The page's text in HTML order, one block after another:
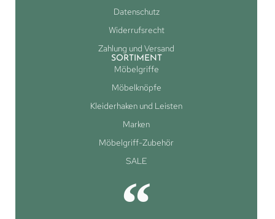
Datenschutz
Widerrufsrecht
Zahlung und Versand
SORTIMENT
Möbelgriffe
Möbelknöpfe
Kleiderhaken und Leisten
Marken
Möbelgriff-Zubehör
SALE